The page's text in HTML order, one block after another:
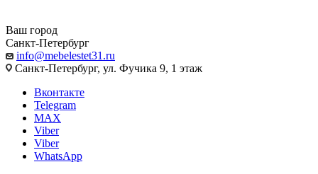
Ваш город
Санкт-Петербург
info@mebelestet31.ru
Санкт-Петербург, ул. Фучика 9, 1 этаж
Вконтакте
Telegram
MAX
Viber
Viber
WhatsApp